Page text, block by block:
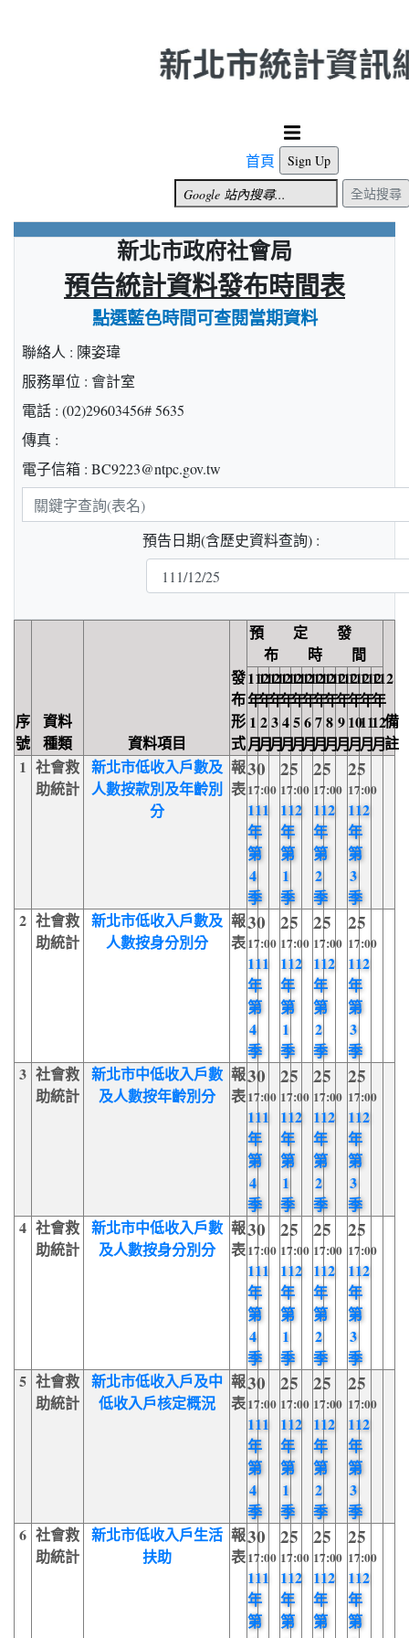
首頁
Sign Up
全站搜尋
新北市政府社會局
預告統計資料發布時間表
點選藍色時間可查閱當期資料
聯絡人 : 陳姿瑋
服務單位 : 會計室
電話 : (02)29603456# 5635
傳真 :
電子信箱 : BC9223@ntpc.gov.tw
關
鍵
預告日期(含歷史資料查詢) :
序
號
資料
種類
資料項目
發
布
形
式
預 定 發
布 時 間
備
註
112
年
1
月
112
年
2
月
112
年
3
月
112
年
4
月
112
年
5
月
112
年
6
月
112
年
7
月
112
年
8
月
112
年
9
月
112
年
10
月
112
年
11
月
112
年
12
月
1 社會救
助統計
新北市低收入戶數及
人數按款別及年齡別
分
報
表
30
17:00
111
年
第
4
季
25
17:00
112
年
第
1
季
25
17:00
112
年
第
2
季
25
17:00
112
年
第
3
季
2 社會救
助統計
新北市低收入戶數及
人數按身分別分
報
表
30
17:00
111
年
第
4
季
25
17:00
112
年
第
1
季
25
17:00
112
年
第
2
季
25
17:00
112
年
第
3
季
3 社會救
助統計
新北市中低收入戶數
及人數按年齡別分
報
表
30
17:00
111
年
第
4
季
25
17:00
112
年
第
1
季
25
17:00
112
年
第
2
季
25
17:00
112
年
第
3
季
4 社會救
助統計
新北市中低收入戶數
及人數按身分別分
報
表
30
17:00
111
年
第
4
季
25
17:00
112
年
第
1
季
25
17:00
112
年
第
2
季
25
17:00
112
年
第
3
季
5 社會救
助統計
新北市低收入戶及中
低收入戶核定概況
報
表
30
17:00
111
年
第
4
季
25
17:00
112
年
第
1
季
25
17:00
112
年
第
2
季
25
17:00
112
年
第
3
季
6 社會救
助統計
新北市低收入戶生活
扶助
報
表
30
17:00
111
年
第
25
17:00
112
年
第
25
17:00
112
年
第
25
17:00
112
年
第